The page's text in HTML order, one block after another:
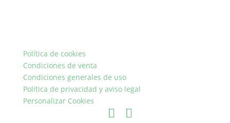
Política de cookies
Condiciones de venta
Condiciones generales de uso
Política de privacidad y aviso legal
Personalizar Cookies